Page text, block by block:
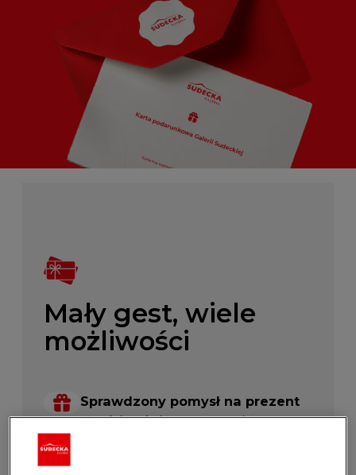
Mały gest, wiele
możliwości
Sprawdzony pomysł na prezent
Urodziny, święta, spontaniczny